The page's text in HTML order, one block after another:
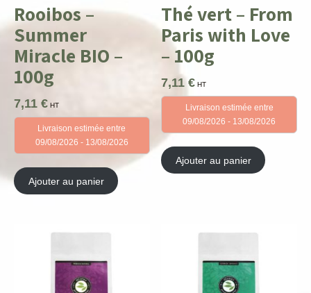
Rooibos –
Summer
Miracle BIO –
100g
7,11 € HT
Livraison estimée entre
09/08/2026 - 13/08/2026
Ajouter au panier
Thé vert – From
Paris with Love
– 100g
7,11€ HT
Livraison estimée entre
09/08/2026 - 13/08/2026
Ajouter au panier